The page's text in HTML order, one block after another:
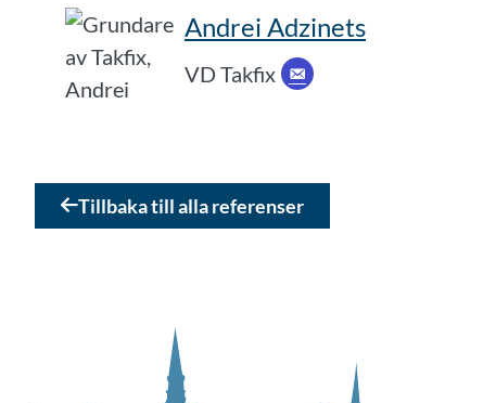
Andrei Adzinets
VD Takfix
Tillbaka till alla referenser